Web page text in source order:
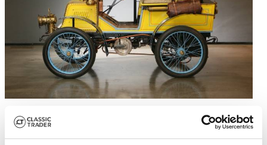
1903 | English Mechanic Steam Car
£76,3318 years ago